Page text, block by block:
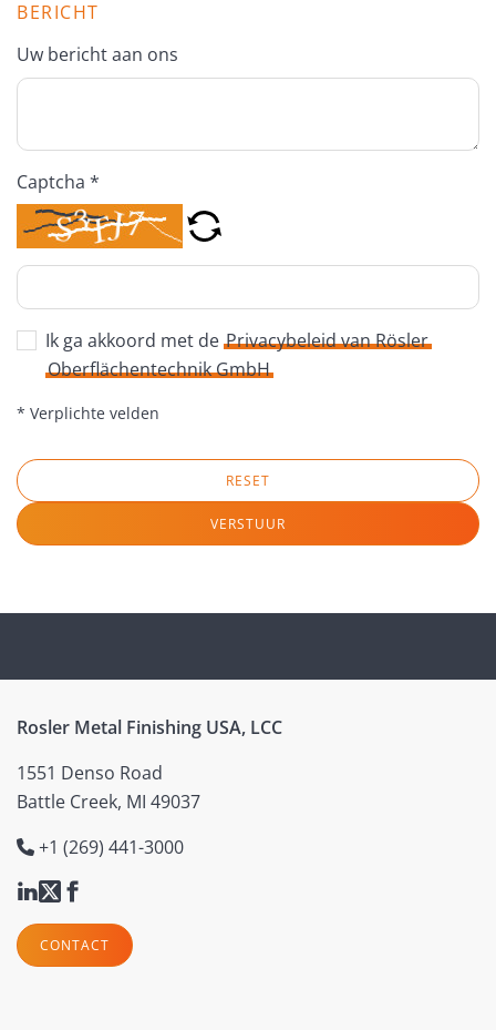
BERICHT
Uw bericht aan ons
Captcha *
Ik ga akkoord met de Privacybeleid van Rösler
Oberflächentechnik GmbH
* Verplichte velden
RESET
VERSTUUR
Rosler Metal Finishing USA, LCC
1551 Denso Road
Battle Creek, MI 49037
+1 (269) 441-3000
CONTACT